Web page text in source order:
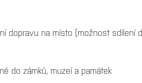
na místo (možnost sdílení
zámků, muzeí a památek